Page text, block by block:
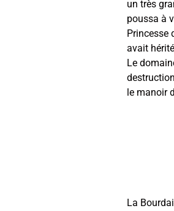
un très
poussa à
Princesse
avait
Le
le manoir
La